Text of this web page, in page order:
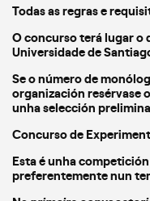
Todas as regras e
O concurso terá lugar o
Universidade de
Se o número de
organización resérvase
unha selección
Concurso de
Esta é unha
preferentemente nun